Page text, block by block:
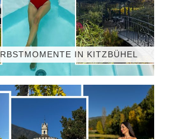
IN KITZBÜHEL